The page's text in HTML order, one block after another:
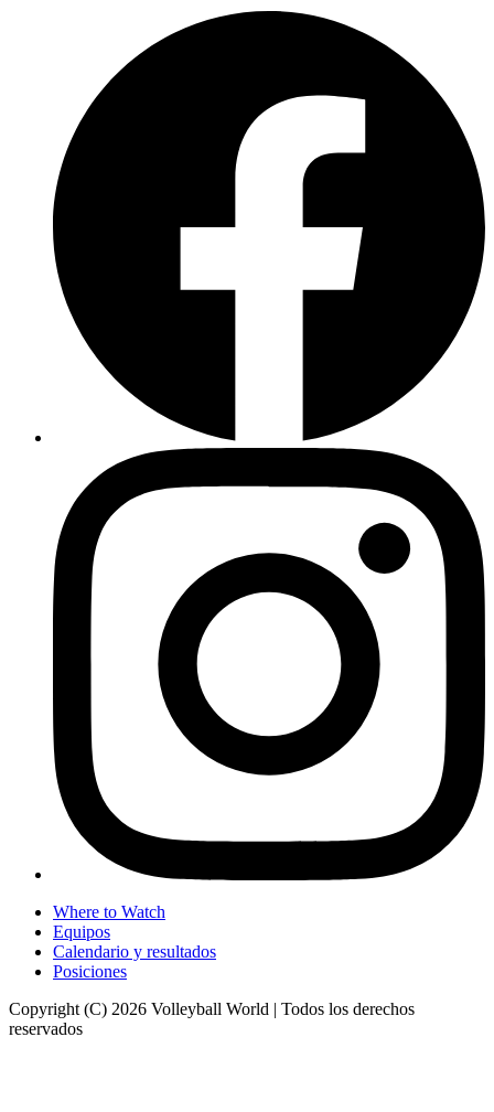
Where to Watch
Equipos
Calendario y resultados
Posiciones
Copyright (C) 2026 Volleyball World | Todos los derechos
reservados